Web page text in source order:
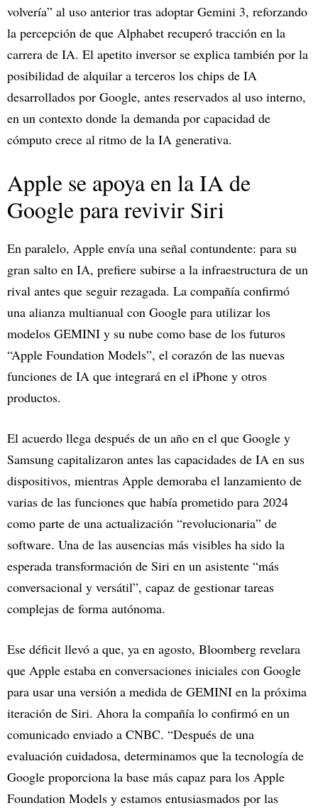
volvería” al uso anterior tras adoptar Gemini 3, reforzando
la percepción de que Alphabet recuperó tracción en la
carrera de IA. El apetito inversor se explica también por la
posibilidad de alquilar a terceros los chips de IA
desarrollados por Google, antes reservados al uso interno,
en un contexto donde la demanda por capacidad de
cómputo crece al ritmo de la IA generativa.​
Apple se apoya en la IA de
Google para revivir Siri
En paralelo, Apple envía una señal contundente: para su
gran salto en IA, prefiere subirse a la infraestructura de un
rival antes que seguir rezagada. La compañía confirmó
una alianza multianual con Google para utilizar los
modelos GEMINI y su nube como base de los futuros
“Apple Foundation Models”, el corazón de las nuevas
funciones de IA que integrará en el iPhone y otros
productos.​
El acuerdo llega después de un año en el que Google y
Samsung capitalizaron antes las capacidades de IA en sus
dispositivos, mientras Apple demoraba el lanzamiento de
varias de las funciones que había prometido para 2024
como parte de una actualización “revolucionaria” de
software. Una de las ausencias más visibles ha sido la
esperada transformación de Siri en un asistente “más
conversacional y versátil”, capaz de gestionar tareas
complejas de forma autónoma.
Ese déficit llevó a que, ya en agosto, Bloomberg revelara
que Apple estaba en conversaciones iniciales con Google
para usar una versión a medida de GEMINI en la próxima
iteración de Siri. Ahora la compañía lo confirmó en un
comunicado enviado a CNBC. “Después de una
evaluación cuidadosa, determinamos que la tecnología de
Google proporciona la base más capaz para los Apple
Foundation Models y estamos entusiasmados por las